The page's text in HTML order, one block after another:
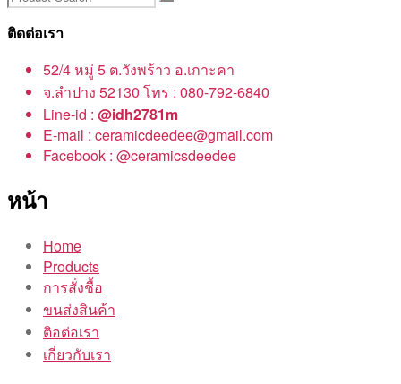
ติดต่อเรา
52/4 หมู่ 5 ต.วังพร้าว อ.เกาะคา
จ.ลำปาง 52130 โทร : 080-792-6840
Line-id : @idh2781m
E-mail : ceramicdeedee@gmail.com
Facebook : @ceramicsdeedee
หน้า
Home
Products
การสั่งชื้อ
ขนส่งสินค้า
ติอต่อเรา
เกี่ยวกับเรา